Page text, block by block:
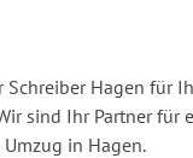
Schreiber Hagen für
sind Ihr Partner für
in Hagen.